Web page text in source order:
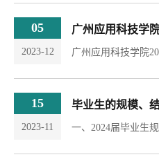
05
2023-12 广州应用科技学院
15
2023-11
毕业生的规模、
一、2024届毕业生